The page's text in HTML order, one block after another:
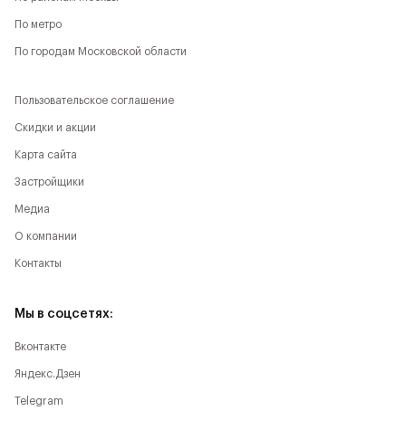
По метро
По городам Московской области
Пользовательское соглашение
Скидки и акции
Карта сайта
Застройщики
Медиа
О компании
Контакты
Мы в соцсетях:
Вконтакте
Яндекс.Дзен
Telegram